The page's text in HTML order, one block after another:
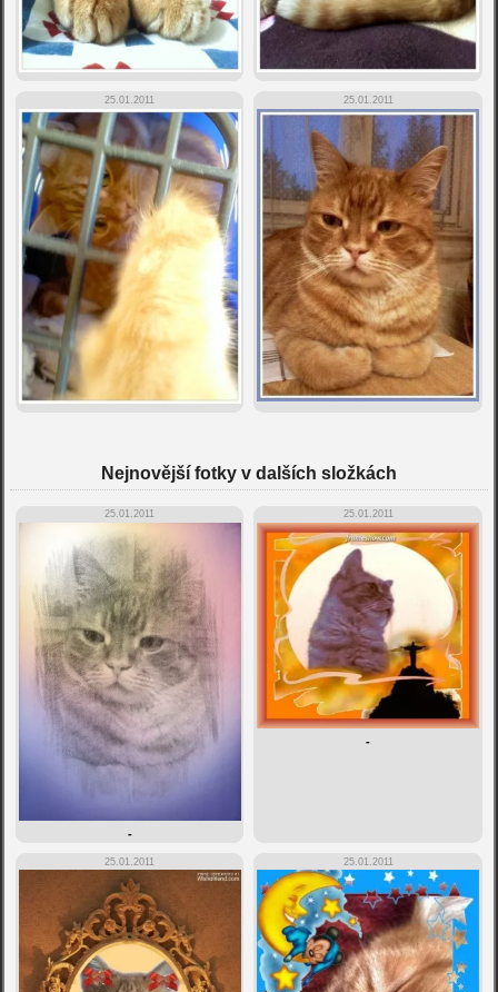
25.01.2011 25.01.2011
Nejnovější fotky v dalších složkách
25.01.2011
-
25.01.2011
-
25.01.2011 25.01.2011